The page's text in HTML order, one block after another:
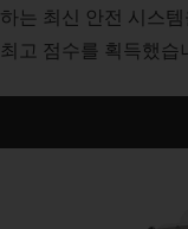
하는 최신 안전 시스
최고 점수를 획득했습